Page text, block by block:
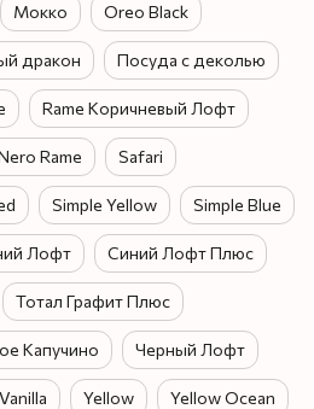
Мокко Oreo Black
дракон Посуда с деколью
Rame Коричневый Лофт
Rame Safari
Simple Yellow Simple Blue
Лофт Синий Лофт Плюс
Тотал Графит Плюс
Капучино Черный Лофт
Vanilla Yellow Yellow Ocean